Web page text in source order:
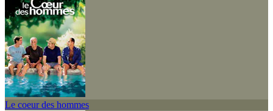
Le coeur des hommes